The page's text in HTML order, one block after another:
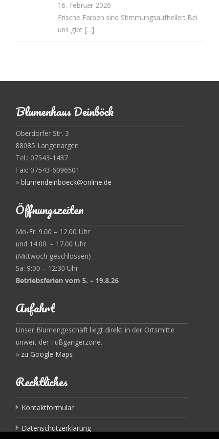
16. Februar 2026
Frische Farben sind Stimmungsaufheller: Bei
uns gibt […]
Blumenhaus Deinböck
Oberdorfer Str. 3
88085 Langenargen
Tel.: 07543-1487
Fax: 07543-6096501
» blumendeinboeck@online.de
Öffnungszeiten
Mo-Fr: 9.00 – 12.00 Uhr
und 14.00. – 17.00 Uhr
(Mittwoch geschlossen)
Sa: 9:00 – 12:30 Uhr
Betriebsferien vom 5. – 19.8.26
Anfahrt
Unser Blumengeschäft liegt direkt in der Ortsmitte
unweit der Fußgängerzone.
» zu Google Maps
Rechtliches
Kontaktformular
Datenschutzerklärung